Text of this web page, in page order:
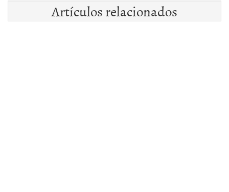
Artículos relacionados